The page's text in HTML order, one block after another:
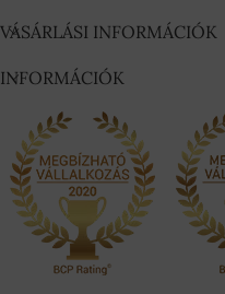
VÁSÁRLÁSI INFORMÁCIÓK
INFORMÁCIÓK